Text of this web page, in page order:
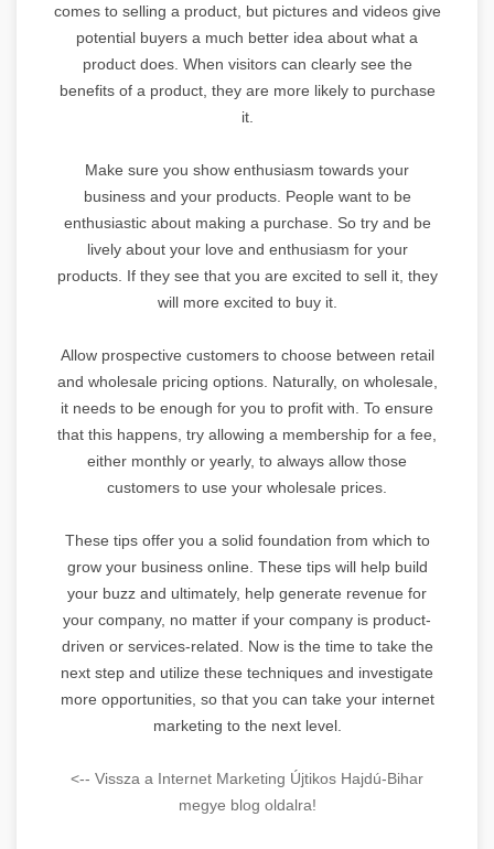
comes to selling a product, but pictures and videos give
potential buyers a much better idea about what a
product does. When visitors can clearly see the
benefits of a product, they are more likely to purchase
it.
Make sure you show enthusiasm towards your
business and your products. People want to be
enthusiastic about making a purchase. So try and be
lively about your love and enthusiasm for your
products. If they see that you are excited to sell it, they
will more excited to buy it.
Allow prospective customers to choose between retail
and wholesale pricing options. Naturally, on wholesale,
it needs to be enough for you to profit with. To ensure
that this happens, try allowing a membership for a fee,
either monthly or yearly, to always allow those
customers to use your wholesale prices.
These tips offer you a solid foundation from which to
grow your business online. These tips will help build
your buzz and ultimately, help generate revenue for
your company, no matter if your company is product-
driven or services-related. Now is the time to take the
next step and utilize these techniques and investigate
more opportunities, so that you can take your internet
marketing to the next level.
<-- Vissza a Internet Marketing Újtikos Hajdú-Bihar
megye blog oldalra!